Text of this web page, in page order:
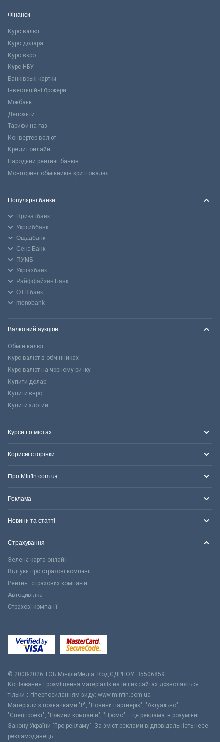
Фінанси
Курс валют
Курс долара
Курс євро
Курс НБУ
Банківські картки
Інвестиційні брокери
Міжбанк
Депозити
Тарифи на газ
Конвертер валют
Кредит онлайн
Народний рейтинг банків
Моніторинг обмінників криптовалют
Популярні банки
Приватбанк
Укрсиббанк
Ощадбанк
Сенс Банк
ПУМБ
Укргазбанк
Райффайзен Банк
ОТП банк
monobank
Валютний аукціон
Обмін валют
Курс валют в обмінниках
Курс валют на чорному ринку
Купити долар
Купити євро
Купити злотий
Курси по містах
Корисні сторінки
Про Minfin.com.ua
Реклама
Новини та статті
Страхування
Зелена карта онлайн
Відгуки про страхові компанії
Рейтинг страхових компаній
Автоцивілка
Страхові компанії
© 2008-2026 ТОВ МiнфiнМедiа. Код ЄДРПОУ: 35506859
Копіювання і розміщення матеріалів на інших сайтах дозволяється
тільки з гіперпосиланням виду: www.minfin.com.ua
Матеріали з позначками "Р", "Новини партнерів", "Актуально",
"Спецпроект", "Новини компаній", "Промо" – це реклама, в розумінні
Закону України "Про рекламу". За зміст реклами відповідальність несе
рекламодавець.